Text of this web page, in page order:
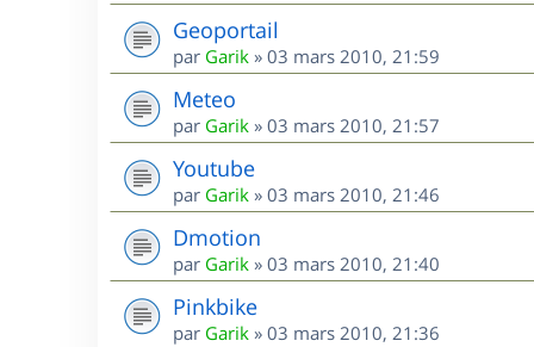
Geoportail
par Garik » 03 mars 2010, 21:59
Meteo
par Garik » 03 mars 2010, 21:57
Youtube
par Garik » 03 mars 2010, 21:46
Dmotion
par Garik » 03 mars 2010, 21:40
Pinkbike
par Garik » 03 mars 2010, 21:36